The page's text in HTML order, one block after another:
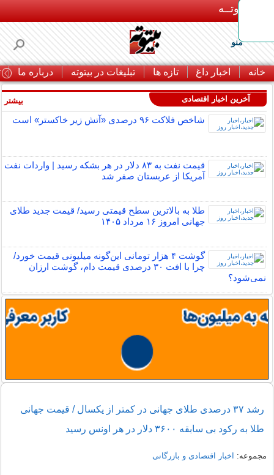
بـیتوتــه
منو
خانه اخبار داغ تازه ها تبلیغات در بیتوته درباره ما
آخرین اخبار اقتصادی
شاخص فلاکت ۹۶ درصدی «آتش زیر خاکستر» است
قیمت نفت به ۸۳ دلار در هر بشکه رسید | واردات نفت
آمریکا از عربستان صفر شد
طلا به بالاترین سطح قیمتی رسید/ قیمت جدید طلای
جهانی امروز ۱۶ مرداد ۱۴۰۵
گوشت ۴ هزار تومانی این‌گونه میلیونی قیمت خورد/
چرا با افت ۳۰ درصدی قیمت دام، گوشت ارزان
نمی‌شود؟
بیشتر
رشد ۳۷ درصدی طلای جهانی در کمتر از یکسال / قیمت جهانی
طلا به رکود بی سابقه ۳۶۰۰ دلار در هر اونس رسید
مجموعه: اخبار اقتصادی و بازرگانی